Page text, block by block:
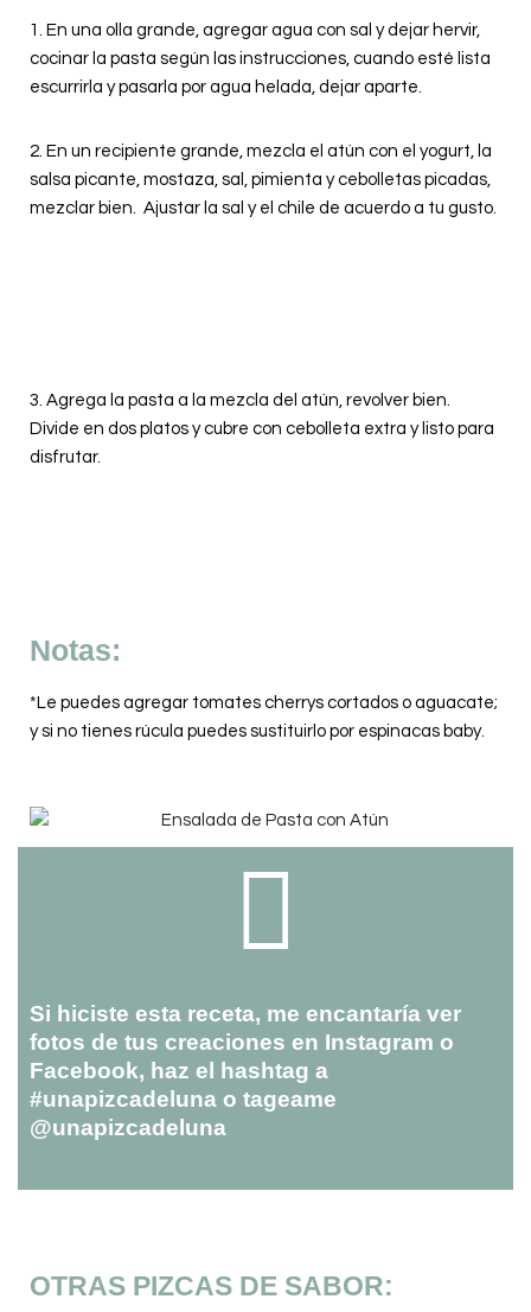
1. En una olla grande, agregar agua con sal y dejar hervir,
cocinar la pasta según las instrucciones, cuando esté lista
escurrirla y pasarla por agua helada, dejar aparte.
2. En un recipiente grande, mezcla el atún con el yogurt, la
salsa picante, mostaza, sal, pimienta y cebolletas picadas,
mezclar bien. Ajustar la sal y el chile de acuerdo a tu gusto.
3. Agrega la pasta a la mezcla del atún, revolver bien.
Divide en dos platos y cubre con cebolleta extra y listo para
disfrutar.
Notas:
*Le puedes agregar tomates cherrys cortados o aguacate;
y si no tienes rúcula puedes sustituirlo por espinacas baby.
Si hiciste esta receta, me encantaría ver
fotos de tus creaciones en Instagram o
Facebook, haz el hashtag a
#unapizcadeluna o tageame
@unapizcadeluna
OTRAS PIZCAS DE SABOR: